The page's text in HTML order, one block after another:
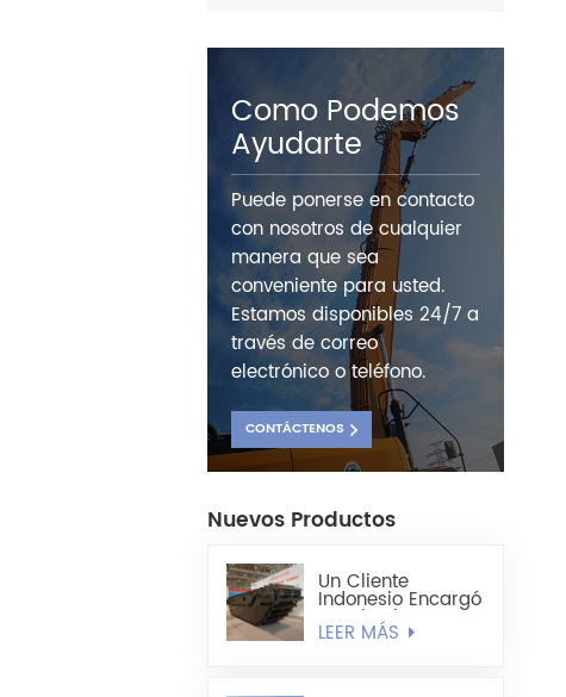
Como Podemos
Ayudarte
Puede ponerse en contacto
con nosotros de cualquier
manera que sea
conveniente para usted.
Estamos disponibles 24/7 a
través de correo
electrónico o teléfono.
CONTÁCTENOS
Nuevos Productos
Un Cliente
Indonesio Encargó
Un Chasis De
Excavadora
LEER MÁS